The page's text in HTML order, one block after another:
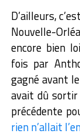
D’ailleurs,
Nouvelle-
encore bien
fois par
gagné avant
avait dû
précédente
rien n’allait